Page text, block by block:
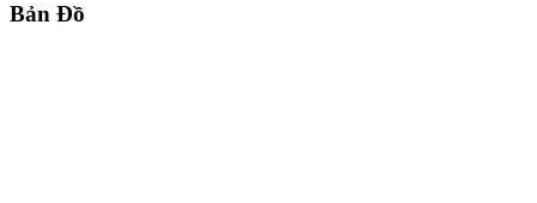
Bản Đồ